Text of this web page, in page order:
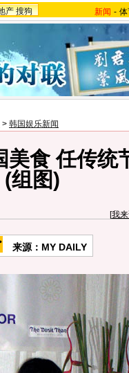
产 搜狗 新闻 -
> 韩国娱乐新闻
美食 任传统
(组图)
[我
来源：MY DAILY